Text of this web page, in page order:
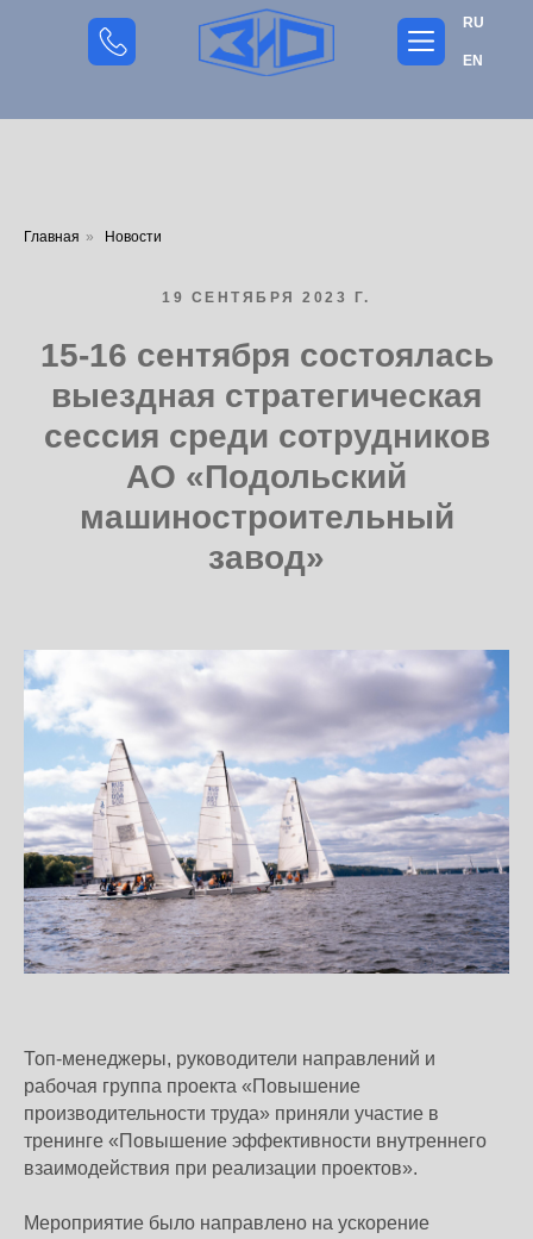
RU
EN
Главная » Новости
19 СЕНТЯБРЯ 2023 Г.
15-16 сентября состоялась
выездная стратегическая
сессия среди сотрудников
АО «Подольский
машиностроительный
завод»
Топ-менеджеры, руководители направлений и
рабочая группа проекта «Повышение
производительности труда» приняли участие в
тренинге «Повышение эффективности внутреннего
взаимодействия при реализации проектов».
Мероприятие было направлено на ускорение